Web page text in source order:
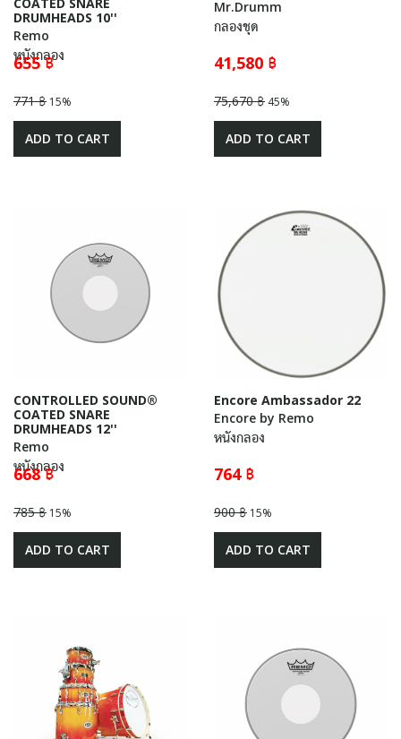
DRUMHEADS 10''
Remo
หนังกลอง
655 ฿
771 ฿ 15%
ADD TO CART
Mr.Drumm
กลองชุด
41,580 ฿
75,670 ฿ 45%
ADD TO CART
CONTROLLED SOUND®
COATED SNARE
DRUMHEADS 12''
Remo
หนังกลอง
668 ฿
785 ฿ 15%
ADD TO CART
Encore Ambassador 22
Encore by Remo
หนังกลอง
764 ฿
900 ฿ 15%
ADD TO CART